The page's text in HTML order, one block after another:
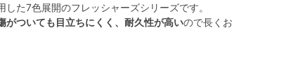
た7色展開のフレッシャーズシリーズです。
がついても目立ちにくく、耐久性が高いので長くお